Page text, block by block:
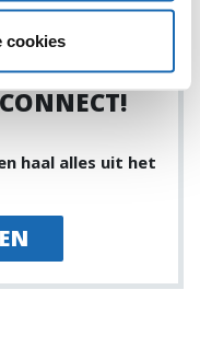
cookies
haal alles uit het